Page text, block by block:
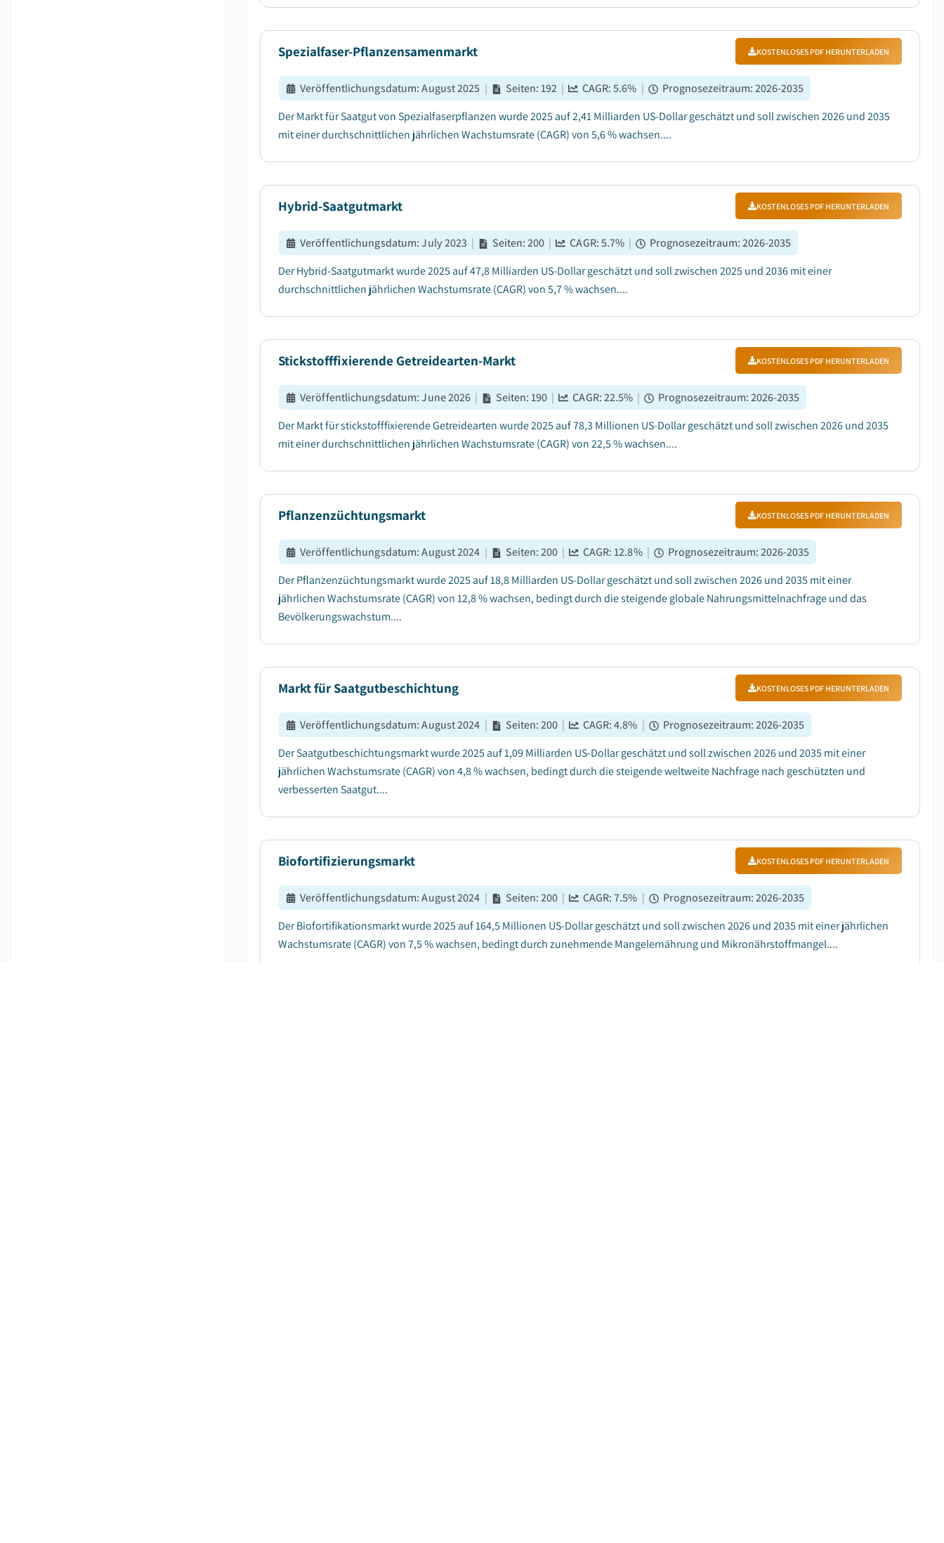
Spezialfaser-Pflanzensamenmarkt KOSTENLOSES PDF HERUNTERLADEN
Veröffentlichungsdatum:August 2025 | Seiten:192 | CAGR:5.6% | Prognosezeitraum:2026-2035
Der Markt für Saatgut von Spezialfaserpflanzen wurde 2025 auf 2,41 Milliarden US-Dollar geschätzt und soll zwischen 2026 und 2035
mit einer durchschnittlichen jährlichen Wachstumsrate (CAGR) von 5,6 % wachsen....
Hybrid-Saatgutmarkt KOSTENLOSES PDF HERUNTERLADEN
Veröffentlichungsdatum:July 2023 | Seiten:200 | CAGR:5.7% | Prognosezeitraum:2026-2035
Der Hybrid-Saatgutmarkt wurde 2025 auf 47,8 Milliarden US-Dollar geschätzt und soll zwischen 2025 und 2036 mit einer
durchschnittlichen jährlichen Wachstumsrate (CAGR) von 5,7 % wachsen....
Stickstofffixierende Getreidearten-Markt KOSTENLOSES PDF HERUNTERLADEN
Veröffentlichungsdatum:June 2026 | Seiten:190 | CAGR:22.5% | Prognosezeitraum:2026-2035
Der Markt für stickstofffixierende Getreidearten wurde 2025 auf 78,3 Millionen US-Dollar geschätzt und soll zwischen 2026 und 2035
mit einer durchschnittlichen jährlichen Wachstumsrate (CAGR) von 22,5 % wachsen....
Pflanzenzüchtungsmarkt KOSTENLOSES PDF HERUNTERLADEN
Veröffentlichungsdatum:August 2024 | Seiten:200 | CAGR:12.8% | Prognosezeitraum:2026-2035
Der Pflanzenzüchtungsmarkt wurde 2025 auf 18,8 Milliarden US-Dollar geschätzt und soll zwischen 2026 und 2035 mit einer
jährlichen Wachstumsrate (CAGR) von 12,8 % wachsen, bedingt durch die steigende globale Nahrungsmittelnachfrage und das
Bevölkerungswachstum....
Markt für Saatgutbeschichtung KOSTENLOSES PDF HERUNTERLADEN
Veröffentlichungsdatum:August 2024 | Seiten:200 | CAGR:4.8% | Prognosezeitraum:2026-2035
Der Saatgutbeschichtungsmarkt wurde 2025 auf 1,09 Milliarden US-Dollar geschätzt und soll zwischen 2026 und 2035 mit einer
jährlichen Wachstumsrate (CAGR) von 4,8 % wachsen, bedingt durch die steigende weltweite Nachfrage nach geschützten und
verbesserten Saatgut....
Biofortifizierungsmarkt KOSTENLOSES PDF HERUNTERLADEN
Veröffentlichungsdatum:August 2024 | Seiten:200 | CAGR:7.5% | Prognosezeitraum:2026-2035
Der Biofortifikationsmarkt wurde 2025 auf 164,5 Millionen US-Dollar geschätzt und soll zwischen 2026 und 2035 mit einer jährlichen
Wachstumsrate (CAGR) von 7,5 % wachsen, bedingt durch zunehmende Mangelernährung und Mikronährstoffmangel....